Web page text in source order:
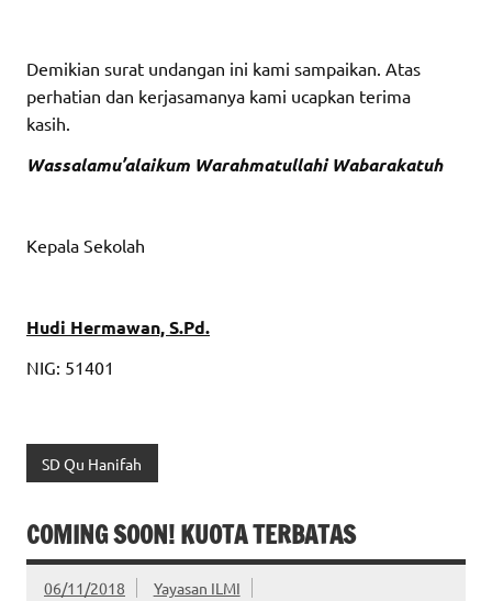
Demikian surat undangan ini kami sampaikan. Atas
perhatian dan kerjasamanya kami ucapkan terima
kasih.
Wassalamu’alaikum Warahmatullahi Wabarakatuh
Kepala Sekolah
Hudi Hermawan, S.Pd.
NIG: 51401
SD Qu Hanifah
COMING SOON! KUOTA TERBATAS
06/11/2018 Yayasan ILMI